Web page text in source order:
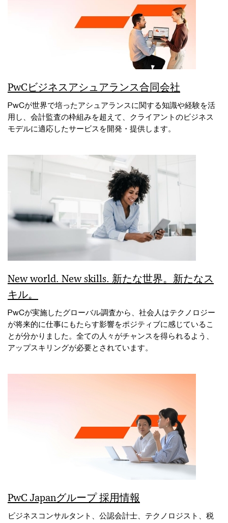
PwCビジネスアシュアランス合同会社
PwCが世界で培ったアシュアランスに関する知識や経験を活
用し、会計監査の枠組みを超えて、クライアントのビジネス
モデルに適応したサービスを開発・提供します。
New world. New skills. 新たな世界。新たなス
キル。
PwCが実施したグローバル調査から、社会人はテクノロジー
が将来的に仕事にもたらす影響をポジティブに感じているこ
とが分かりました。全ての人々がチャンスを得られるよう、
アップスキリングが必要とされています。
PwC Japanグループ 採用情報
ビジネスコンサルタント、公認会計士、テクノロジスト、税